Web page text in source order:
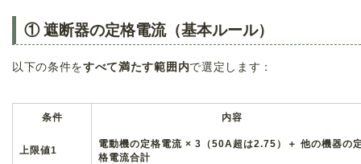
① 遮断器の定格電流（基本ルール）
以下の条件をすべて満たす範囲内で選定します：
条件 内容
上限値1
電動機の定格電流 × 3（50A超は2.75）＋ 他の機器の
格電流合計